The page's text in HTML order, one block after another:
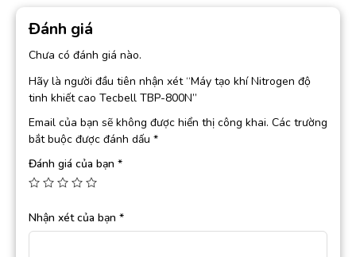
Đánh giá
Chưa có đánh giá nào.
Hãy là người đầu tiên nhận xét “Máy tạo khí Nitrogen độ
tinh khiết cao Tecbell TBP-800N”
Email của bạn sẽ không được hiển thị công khai. Các trường
bắt buộc được đánh dấu *
Đánh giá của bạn *
Nhận xét của bạn *